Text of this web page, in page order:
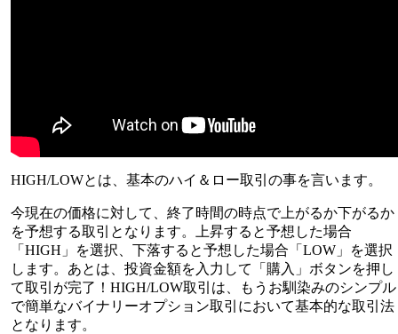
HIGH/LOWとは、基本のハイ＆ロー取引の事を言います。
今現在の価格に対して、終了時間の時点で上がるか下がるか
を予想する取引となります。上昇すると予想した場合
「HIGH」を選択、下落すると予想した場合「LOW」を選択
します。あとは、投資金額を入力して「購入」ボタンを押し
て取引が完了！HIGH/LOW取引は、もうお馴染みのシンプル
で簡単なバイナリーオプション取引において基本的な取引法
となります。